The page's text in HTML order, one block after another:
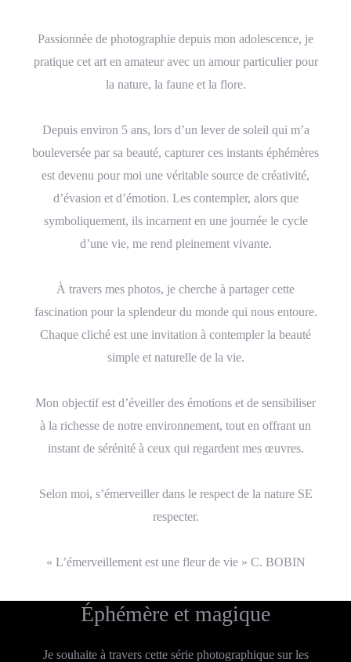
Passionnée de photographie depuis mon adolescence, je
pratique cet art en amateur avec un amour particulier pour
la nature, la faune et la flore.
Depuis environ 5 ans, lors d’un lever de soleil qui m’a
bouleversée par sa beauté, capturer ces instants éphémères
est devenu pour moi une véritable source de créativité,
d’évasion et d’émotion. Les contempler, alors que
symboliquement, ils incarnent en une journée le cycle
d’une vie, me rend pleinement vivante.
À travers mes photos, je cherche à partager cette
fascination pour la splendeur du monde qui nous entoure.
Chaque cliché est une invitation à contempler la beauté
simple et naturelle de la vie.
Mon objectif est d’éveiller des émotions et de sensibiliser
à la richesse de notre environnement, tout en offrant un
instant de sérénité à ceux qui regardent mes œuvres.
Selon moi, s’émerveiller dans le respect de la nature SE
respecter.
« L’émerveillement est une fleur de vie » C. BOBIN
Éphémère et magique
Je souhaite à travers cette série photographique sur les